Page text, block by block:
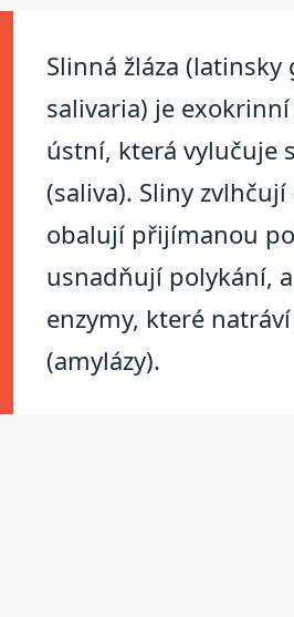
Slinná žláza (latinsky
salivaria) je
ústní, která vylučuje
(saliva). Sliny
obalují přijímanou
usnadňují polykání,
enzymy, které
(amylázy).